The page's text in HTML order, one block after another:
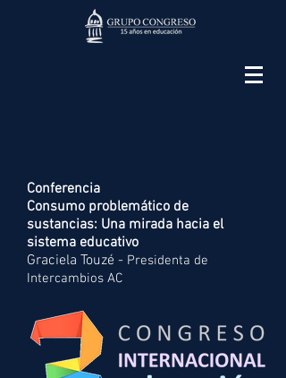
Conferencia
Consumo problemático de
sustancias: Una mirada hacia el
sistema educativo
Graciela Touzé - Presidenta de
Intercambios AC